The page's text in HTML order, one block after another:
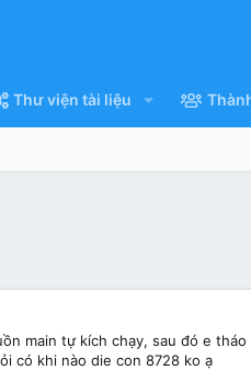
Thư viện tài liệu
main tự kích chạy, sau đó e
có khi nào die con 8728 ko ạ